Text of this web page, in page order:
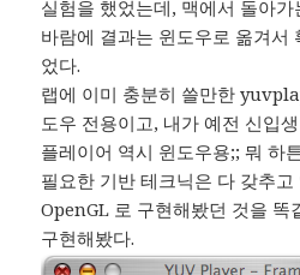
실험을 했었는데, 맥에서 돌아
바람에 결과는 윈도우로 옮겨서
었다.
랩에 이미 충분히 쓸만한
도우 전용이고, 내가 예전 신입
플레이어 역시 윈도우용;; 뭐 하
필요한 기반 테크닉은 다 갖추
OpenGL 로 구현해봤던 것을 똑
구현해봤다.